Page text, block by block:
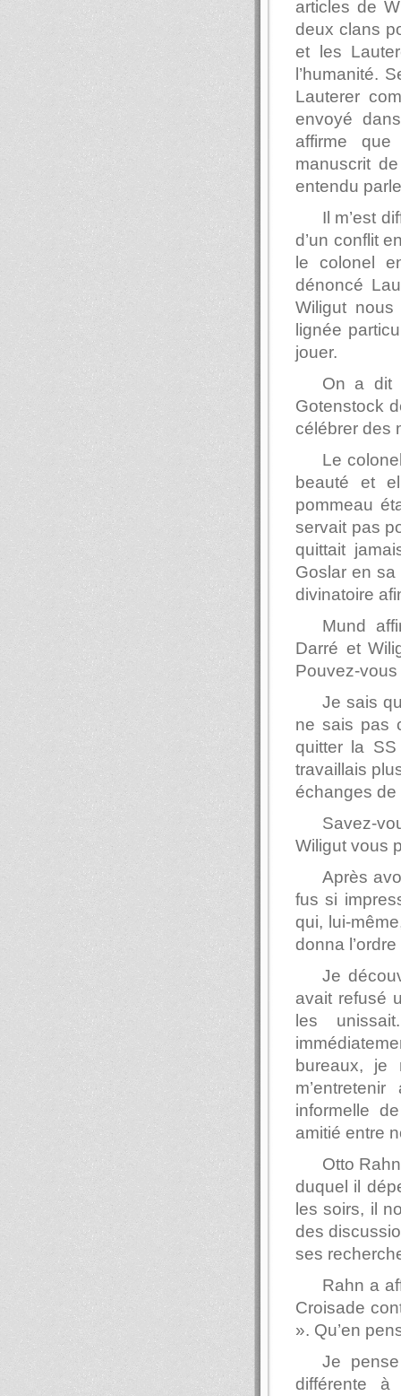
articles de
deux clans
et les
l’humanité.
Lauterer
envoyé
affirme
manuscrit
entendu
Il m’est
d’un conflit
le colonel
dénoncé
Wiligut nous
lignée
jouer.
On a dit
Gotenstock
célébrer des
Le
beauté et
pommeau
servait pas
quittait
Goslar en sa
divinatoire
Mund
Darré et
Pouvez-
Je sais
ne sais pas
quitter la
travaillais
échanges
Savez-
Wiligut vous
Après
fus si
qui, lui-
donna
Je
avait refusé
les
bureaux, je
informelle
amitié entre
Otto
duquel il
les soirs, il
des
ses
Rahn a
Croisade
». Qu’en
Je
différente